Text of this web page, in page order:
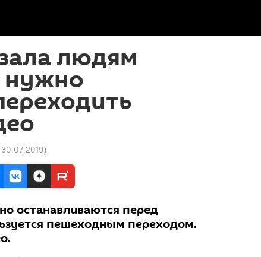
людям
нужно
)
останавливаются перед
пешеходным переходом.